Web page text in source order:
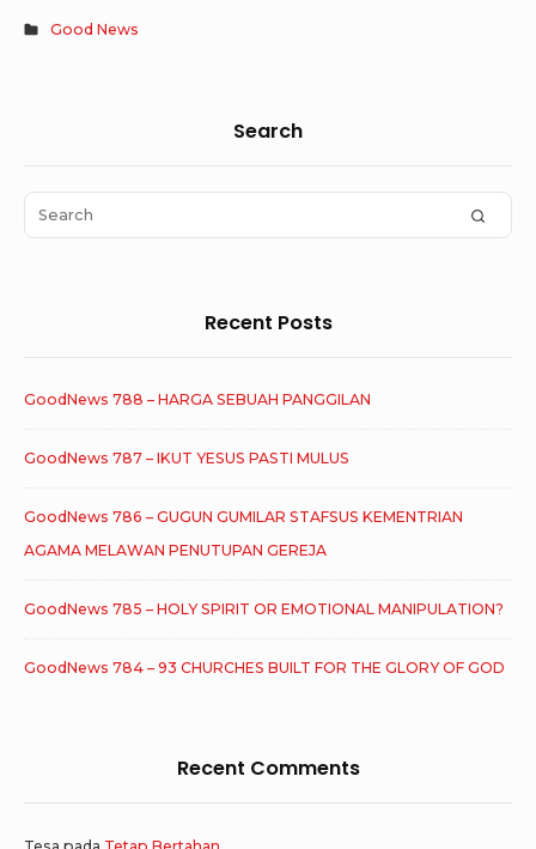
Good News
Area
Search
Search
for:
Recent Posts
GoodNews 788 – HARGA SEBUAH PANGGILAN
GoodNews 787 – IKUT YESUS PASTI MULUS
GoodNews 786 – GUGUN GUMILAR STAFSUS KEMENTRIAN
AGAMA MELAWAN PENUTUPAN GEREJA
GoodNews 785 – HOLY SPIRIT OR EMOTIONAL MANIPULATION?
GoodNews 784 – 93 CHURCHES BUILT FOR THE GLORY OF GOD
Recent Comments
Tesa pada Tetap Bertahan